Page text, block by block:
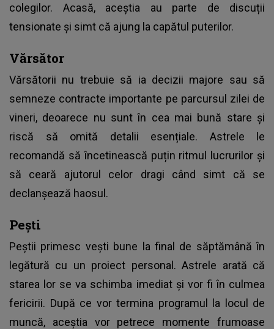
colegilor. Acasă, aceștia au parte de discuții
tensionate și simt că ajung la capătul puterilor.
Vărsător
Vărsătorii nu trebuie să ia decizii majore sau să
semneze contracte importante pe parcursul zilei de
vineri, deoarece nu sunt în cea mai bună stare și
riscă să omită detalii esențiale. Astrele le
recomandă să încetinească puțin ritmul lucrurilor și
să ceară ajutorul celor dragi când simt că se
declanșează haosul.
Pești
Peștii primesc vești bune la final de săptămână în
legătură cu un proiect personal. Astrele arată că
starea lor se va schimba imediat și vor fi în culmea
fericirii. După ce vor termina programul la locul de
muncă, aceștia vor petrece momente frumoase